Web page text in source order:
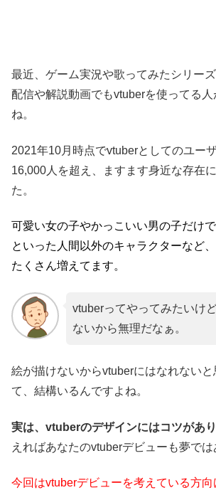
最近、ゲーム実況や歌ってみたシリー
配信や解説動画でもvtuberを使ってる人
ね。
2021年10月時点でvtuberとしてのユー
16,000人を超え、ますます身近な存在
た。
可愛い女の子やかっこいい男の子だけ
といった人間以外のキャラクターなど
たくさん増えてます。
vtuberってやってみたいけ
ないから無理だなぁ。
絵が描けないからvtuberにはなれないと
て、結構いるんですよね。
実は、vtuberのデザインにはコツがあ
えればあなたのvtuberデビューも夢では
今回はvtuberデビューを考えている方向